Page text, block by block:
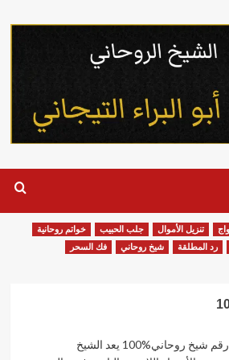
تنزيل الأموال جلب الحبيب
خواتم روحانية
رد المطلقة شيخ روحاني
فك السحر
رقم شيخ روحاني%100 رقم شيخ روحاني%100 يعد الشيخ